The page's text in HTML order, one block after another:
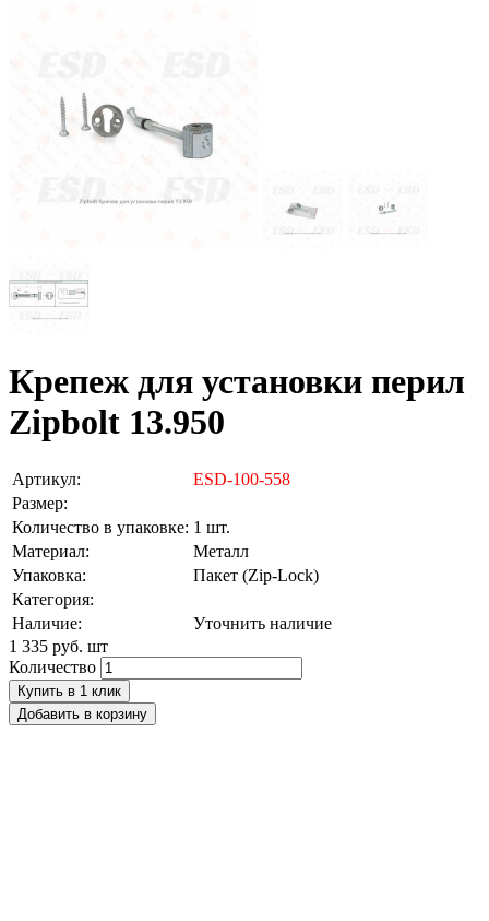
Крепеж для установки перил
Zipbolt 13.950
Артикул:
ESD-100-558
Размер:
Количество в упаковке: 1 шт.
Материал:
Металл
Упаковка:
Пакет (Zip-Lock)
Категория:
Наличие:
Уточнить наличие
1 335 руб. шт
Количество
Купить в 1 клик
Добавить в корзину